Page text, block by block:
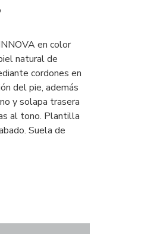
en color
natural de
cordones en
del pie, además
y solapa trasera
al tono. Plantilla
Suela de